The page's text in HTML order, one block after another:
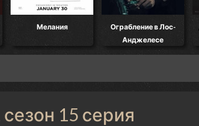
Мелания
Ограбление в Лос-
Анджелесе
15 серия